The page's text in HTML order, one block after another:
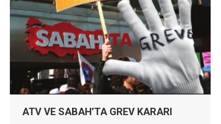
ATV VE SABAH’TA GREV KARARI